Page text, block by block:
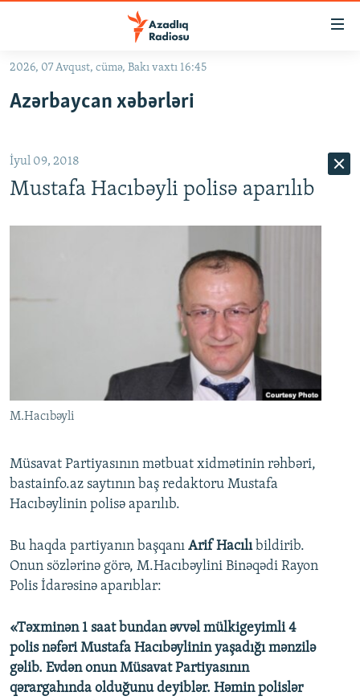
Əsas
qayıt
qayıt
Axtarışa
#ƏSLINDƏ
QANUNI DOĞRU
KARIKATURA
AZƏRBAYCAN ƏDƏBIYYATI KITABXANASI
İSLAM VƏ DEMOKRATIYA
PEŞƏ ETIKASI VƏ JURNALISTIKA STANDARTLARIMIZ
AZADLIQRADIOSU MOBIL TELEFONUNUZDA
BIZIMLƏ ƏLAQƏ
RFE/RL-in bütün saytları
2026, 07 Avqust, cümə, Bakı vaxtı 16:45
Azərbaycan xəbərləri
İyul 09, 2018
Mustafa Hacıbəyli polisə aparılıb
M.Hacıbəyli
Müsavat Partiyasının mətbuat xidmətinin rəhbəri,
bastainfo.az saytının baş redaktoru Mustafa
Hacıbəylinin polisə aparılıb.
Bu haqda partiyanın başqanı Arif Hacılı bildirib.
Onun sözlərinə görə, M.Hacıbəylini Binəqədi Rayon
Polis İdarəsinə aparıblar:
«Təxminən 1 saat bundan əvvəl mülkigeyimli 4
polis nəfəri Mustafa Hacıbəylinin yaşadığı mənzilə
gəlib. Evdən onun Müsavat Partiyasının
qərargahında olduğunu deyiblər. Həmin polislər